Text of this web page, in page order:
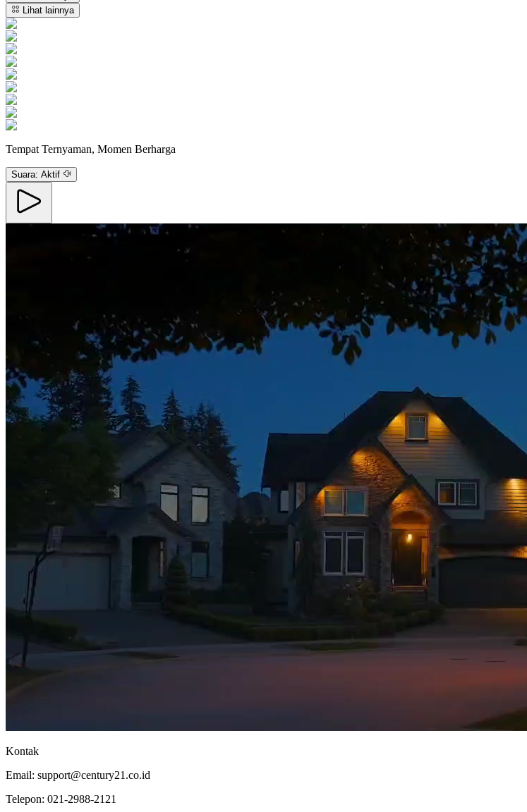
Lihat lainnya
Tempat Ternyaman, Momen Berharga
Suara: Aktif
Kontak
Email: support@century21.co.id
Telepon: 021-2988-2121